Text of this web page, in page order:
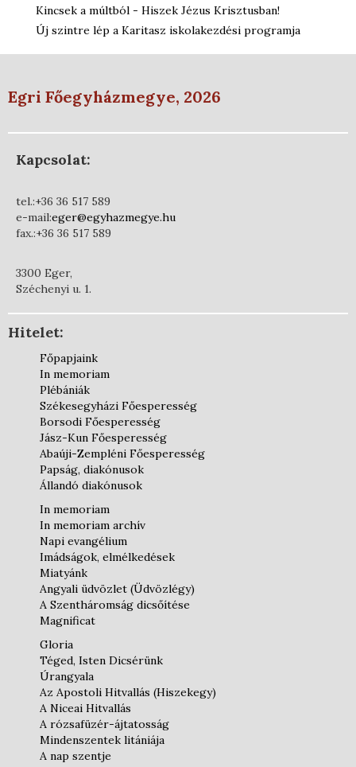
Kincsek a múltból - Hiszek Jézus Krisztusban!
Új szintre lép a Karitasz iskolakezdési programja
Egri Főegyházmegye, 2026
Kapcsolat:
tel.:+36 36 517 589
e-mail:eger@egyhazmegye.hu
fax.:+36 36 517 589
3300 Eger,
Széchenyi u. 1.
Hitelet:
Főpapjaink
In memoriam
Plébániák
Székesegyházi Főesperesség
Borsodi Főesperesség
Jász-Kun Főesperesség
Abaúji-Zempléni Főesperesség
Papság, diakónusok
Állandó diakónusok
In memoriam
In memoriam archív
Napi evangélium
Imádságok, elmélkedések
Miatyánk
Angyali üdvözlet (Üdvözlégy)
A Szentháromság dicsőítése
Magnificat
Gloria
Téged, Isten Dicsérünk
Úrangyala
Az Apostoli Hitvallás (Hiszekegy)
A Niceai Hitvallás
A rózsafüzér-ájtatosság
Mindenszentek litániája
A nap szentje